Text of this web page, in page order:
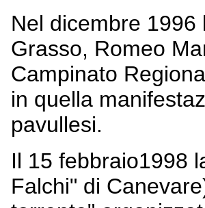
Nel dicembre
Grasso, Romeo
Campinato
in quella
pavullesi.
Il 15 febbraio1998
Falchi" di